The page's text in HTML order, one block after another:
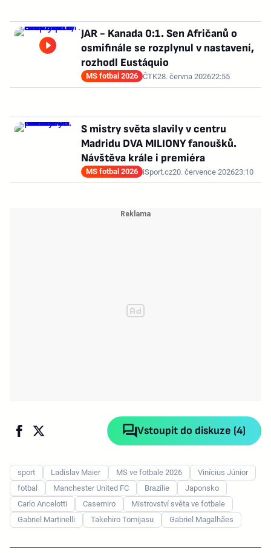
JAR - Kanada 0:1. Sen Afričanů o
osmifinále se rozplynul v nastavení,
rozhodl Eustáquio
MS fotbal 2026 ČTK28. června 202622:55
S mistry světa slavily v centru
Madridu DVA MILIONY fanoušků.
Návštěva krále i premiéra
MS fotbal 2026 iSport.cz20. července 202623:10
Vstoupit do diskuze (4)
sport Ladislav Maier MS ve fotbale 2026
Vinícius Júnior
fotbal
Manchester United FC Brazílie
Japonsko
Carlo Ancelotti
Casemiro
Mistrovství světa ve fotbale
Gabriel Martinelli
Takehiro Tomijasu Gabriel Magalhães